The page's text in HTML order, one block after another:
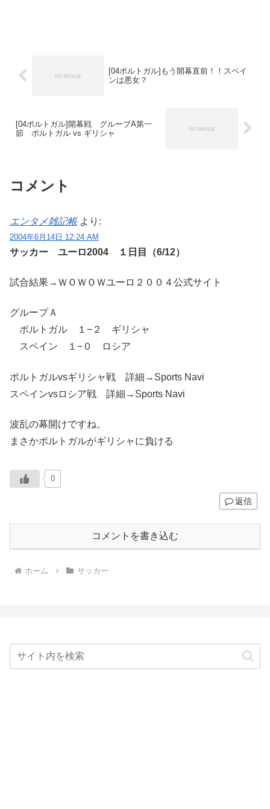
[04ポルトガル]もう開幕直前！！スペイ
ンは悪女？
[04ポルトガル]開幕戦 グループA第一
節 ポルトガル vs ギリシャ
コメント
エンタメ雑記帳 より:
2004年6月14日 12:24 AM
サッカー ユーロ2004 １日目（6/12）
試合結果→ＷＯＷＯＷユーロ２００４公式サイト
グループＡ
ポルトガル １−２ ギリシャ
スペイン １−０ ロシア
ポルトガルvsギリシャ戦 詳細→Sports Navi
スペインvsロシア戦 詳細→Sports Navi
波乱の幕開けですね。
まさかポルトガルがギリシャに負ける
0
返信
コメントを書き込む
ホーム サッカー